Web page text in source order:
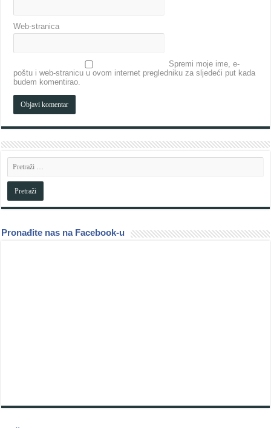
Web-stranica
Spremi moje ime, e-
poštu i web-stranicu u ovom internet pregledniku za sljedeći put kada
budem komentirao.
Pronađite nas na Facebook-u